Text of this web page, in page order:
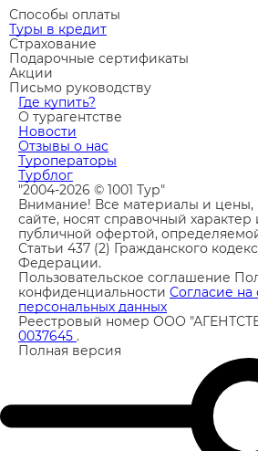
Способы оплаты
Туры в кредит
Страхование
Подарочные сертификаты
Акции
Письмо руководству
Где купить?
О турагентстве
Новости
Отзывы о нас
Туроператоры
Турблог
"2004-2026 © 1001 Тур"
Внимание! Все материалы и
сайте, носят справочный характер
публичной офертой,
Статьи 437 (2) Гражданского
Федерации.
Пользовательское соглашение
конфиденциальности Согласие на
персональных данных
Реестровый номер ООО
0037645 .
Полная версия